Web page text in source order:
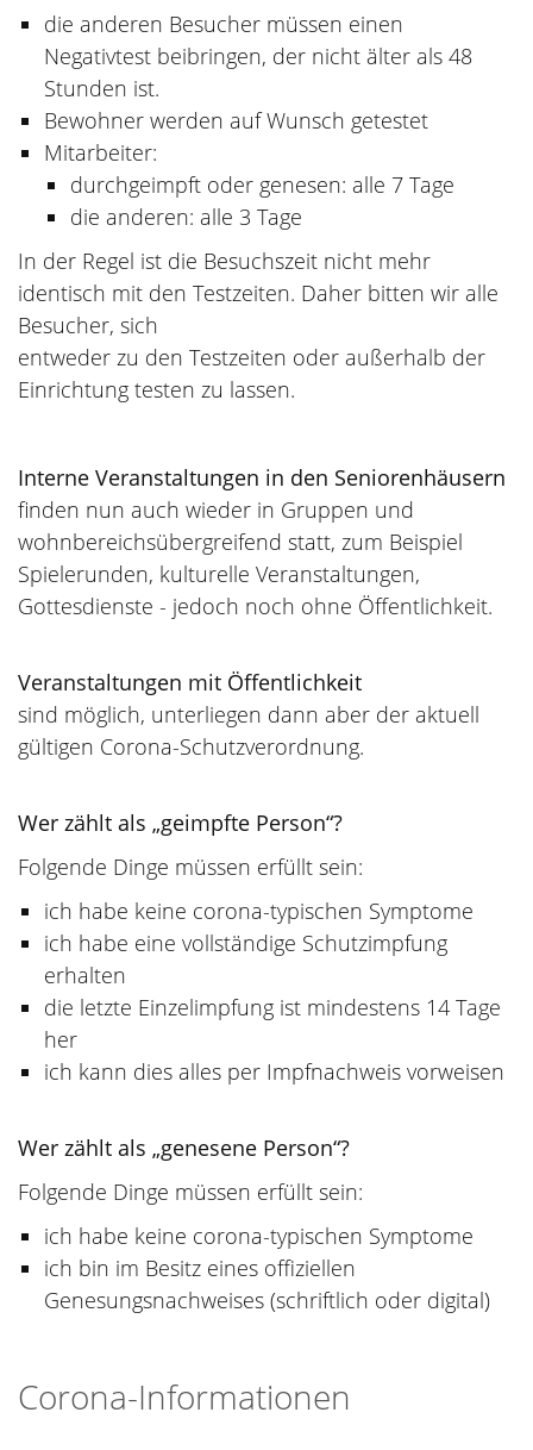
die anderen Besucher müssen einen
Negativtest beibringen, der nicht älter als 48
Stunden ist.
Bewohner werden auf Wunsch getestet
Mitarbeiter:
durchgeimpft oder genesen: alle 7 Tage
die anderen: alle 3 Tage
In der Regel ist die Besuchszeit nicht mehr
identisch mit den Testzeiten. Daher bitten wir alle
Besucher, sich
entweder zu den Testzeiten oder außerhalb der
Einrichtung testen zu lassen.
Interne Veranstaltungen in den Seniorenhäusern
finden nun auch wieder in Gruppen und
wohnbereichsübergreifend statt, zum Beispiel
Spielerunden, kulturelle Veranstaltungen,
Gottesdienste - jedoch noch ohne Öffentlichkeit.
Veranstaltungen mit Öffentlichkeit
sind möglich, unterliegen dann aber der aktuell
gültigen Corona-Schutzverordnung.
Wer zählt als „geimpfte Person“?
Folgende Dinge müssen erfüllt sein:
ich habe keine corona-typischen Symptome
ich habe eine vollständige Schutzimpfung
erhalten
die letzte Einzelimpfung ist mindestens 14 Tage
her
ich kann dies alles per Impfnachweis vorweisen
Wer zählt als „genesene Person“?
Folgende Dinge müssen erfüllt sein:
ich habe keine corona-typischen Symptome
ich bin im Besitz eines offiziellen
Genesungsnachweises (schriftlich oder digital)
Corona-Informationen